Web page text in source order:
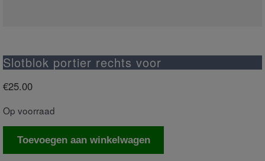
Slotblok portier rechts voor
€25.00
Op voorraad
Slotblok
Toevoegen aan winkelwagen